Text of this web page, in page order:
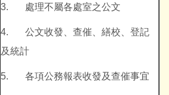
3. 處理不屬各處室之公文
4. 公文收發、查催、繕校、登記
及統計
5. 各項公務報表收發及查催事宜